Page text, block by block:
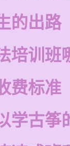
的出路
培训班
费标准
学古筝